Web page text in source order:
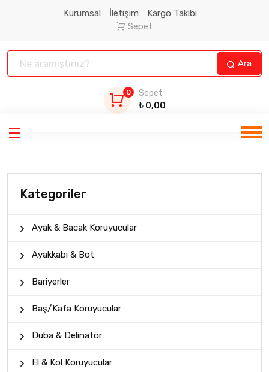
Kurumsal İletişim
Kargo Takibi
Sepet
Ara
0
Sepet
₺ 0,00
Kategoriler
Ayak & Bacak Koruyucular
Ayakkabı & Bot
Bariyerler
Baş/Kafa Koruyucular
Duba & Delinatör
El & Kol Koruyucular